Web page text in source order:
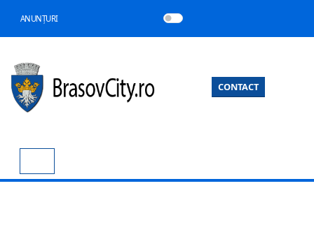
ANUNȚURI
CONTACT